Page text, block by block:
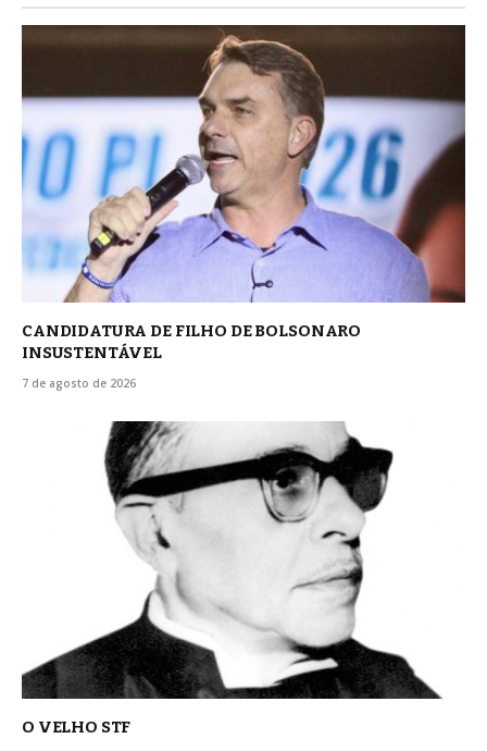
CANDIDATURA DE FILHO DE BOLSONARO
INSUSTENTÁVEL
7 de agosto de 2026
O VELHO STF